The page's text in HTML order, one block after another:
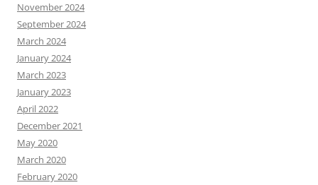
November 2024
September 2024
March 2024
January 2024
March 2023
January 2023
April 2022
December 2021
May 2020
March 2020
February 2020